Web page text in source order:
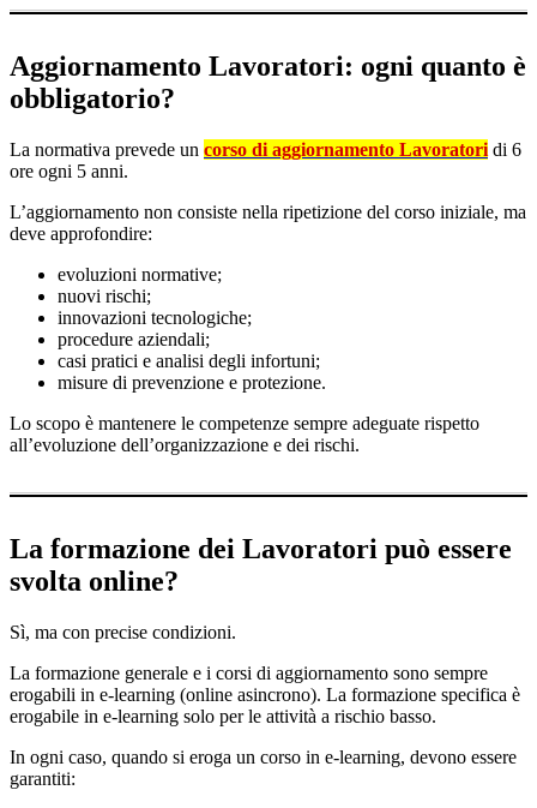
Aggiornamento Lavoratori: ogni quanto è
obbligatorio?
La normativa prevede un corso di aggiornamento Lavoratori di 6
ore ogni 5 anni.
L’aggiornamento non consiste nella ripetizione del corso iniziale, ma
deve approfondire:
evoluzioni normative;
nuovi rischi;
innovazioni tecnologiche;
procedure aziendali;
casi pratici e analisi degli infortuni;
misure di prevenzione e protezione.
Lo scopo è mantenere le competenze sempre adeguate rispetto
all’evoluzione dell’organizzazione e dei rischi.
La formazione dei Lavoratori può essere
svolta online?
Sì, ma con precise condizioni.
La formazione generale e i corsi di aggiornamento sono sempre
erogabili in e-learning (online asincrono). La formazione specifica è
erogabile in e-learning solo per le attività a rischio basso.
In ogni caso, quando si eroga un corso in e-learning, devono essere
garantiti: